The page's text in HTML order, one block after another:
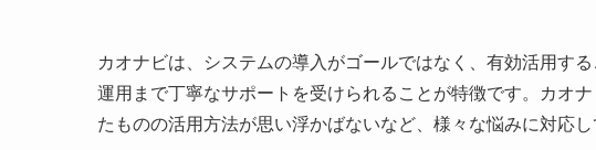
カオナビは、システムの導入がゴールではなく、有効活用す
運用まで丁寧なサポートを受けられることが特徴です。カオ
たものの活用方法が思い浮かばないなど、様々な悩みに対応し